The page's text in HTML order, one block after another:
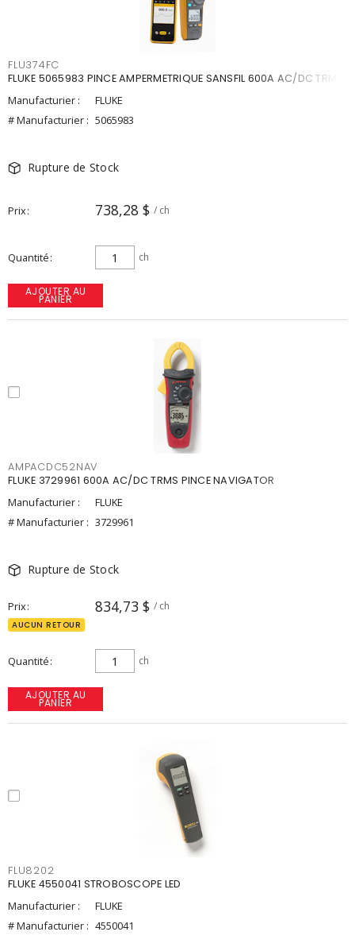
FLU374FC
FLUKE 5065983 PINCE AMPERMETRIQUE SANSFIL 600A AC/DC TRMS
Manufacturier :
FLUKE
# Manufacturier : 5065983
Rupture de Stock
Prix 738,28 $ / ch
Quantité ch
AJOUTER AU
PANIER
AMPACDC52NAV
FLUKE 3729961 600A AC/DC TRMS PINCE NAVIGATOR
Manufacturier :
FLUKE
# Manufacturier : 3729961
Rupture de Stock
Prix 834,73 $ / ch
AUCUN RETOUR
Quantité ch
AJOUTER AU
PANIER
FLU8202
FLUKE 4550041 STROBOSCOPE LED
Manufacturier :
FLUKE
# Manufacturier : 4550041